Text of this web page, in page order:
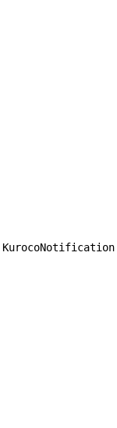
KurocoNotification